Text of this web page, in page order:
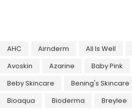
AHC Airnderm All Is Well
Avoskin
Azarine Baby Pink
Beby Skincare
Bening's Skincare
Bioaqua
Bioderma Breylee